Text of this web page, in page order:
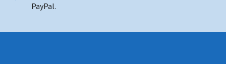
PayPal.